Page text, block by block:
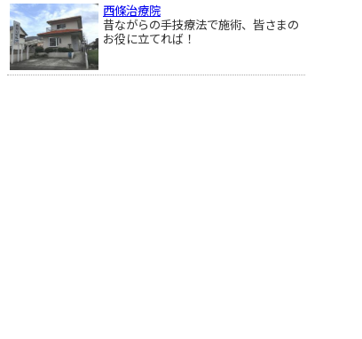
西條治療院
昔ながらの手技療法で施術、皆さまの
お役に立てれば！